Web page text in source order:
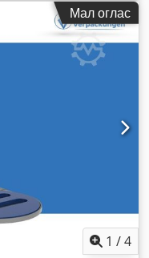
Мал оглас
1 /4